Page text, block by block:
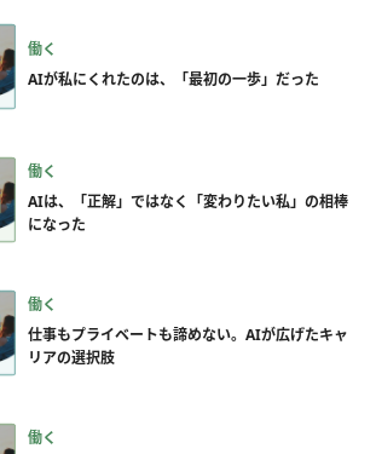
働く
AIが私にくれたのは、「最初の一歩」だった
働く
AIは、「正解」ではなく「変わりたい私」の相棒
になった
働く
仕事もプライベートも諦めない。AIが広げたキャ
リアの選択肢
働く